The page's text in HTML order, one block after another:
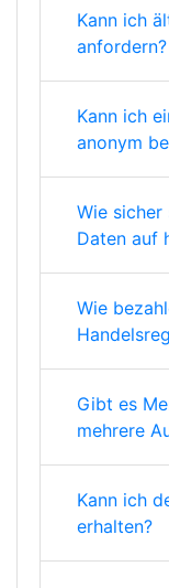
Kann ich
anfordern?
Kann ich
anonym
Wie sicher
Daten auf
Wie
Gibt es
mehrere
Kann ich
erhalten?